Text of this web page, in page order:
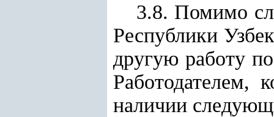
3.8. Помимо
Республики
другую работу
Работодателем,
наличии